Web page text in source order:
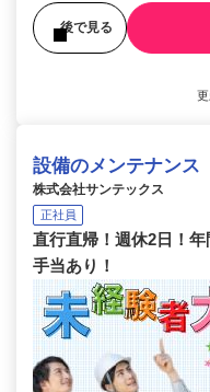
後で見る
設備のメンテナンス
株式会社サンテックス
正社員
直行直帰！週休2日！
手当あり！